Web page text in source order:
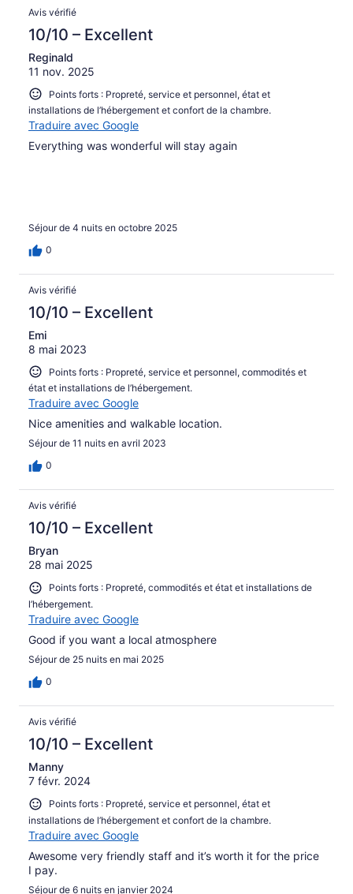
Avis
Avis vérifié
10/10 – Excellent
Reginald
11 nov. 2025
Points forts : Propreté, service et personnel, état et
installations de l’hébergement et confort de la chambre.
Traduire avec Google
Everything was wonderful will stay again
Séjour de 4 nuits en octobre 2025
0
Avis vérifié
10/10 – Excellent
Emi
8 mai 2023
Points forts : Propreté, service et personnel, commodités et
état et installations de l’hébergement.
Traduire avec Google
Nice amenities and walkable location.
Séjour de 11 nuits en avril 2023
0
Avis vérifié
10/10 – Excellent
Bryan
28 mai 2025
Points forts : Propreté, commodités et état et installations de
l’hébergement.
Traduire avec Google
Good if you want a local atmosphere
Séjour de 25 nuits en mai 2025
0
Avis vérifié
10/10 – Excellent
Manny
7 févr. 2024
Points forts : Propreté, service et personnel, état et
installations de l’hébergement et confort de la chambre.
Traduire avec Google
Awesome very friendly staff and it’s worth it for the price
I pay.
Séjour de 6 nuits en janvier 2024